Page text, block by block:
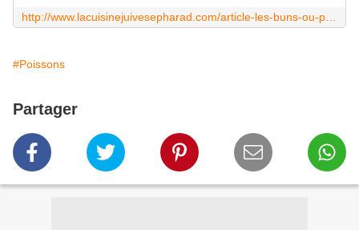
#Poissons
Partager